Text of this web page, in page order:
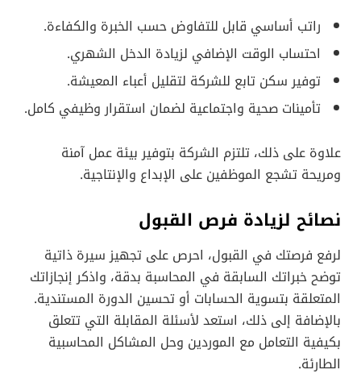
راتب أساسي قابل للتفاوض حسب الخبرة والكفاءة.
احتساب الوقت الإضافي لزيادة الدخل الشهري.
توفير سكن تابع للشركة لتقليل أعباء المعيشة.
تأمينات صحية واجتماعية لضمان استقرار وظيفي كامل.
علاوة على ذلك، تلتزم الشركة بتوفير بيئة عمل آمنة
ومريحة تشجع الموظفين على الإبداع والإنتاجية.
نصائح لزيادة فرص القبول
لرفع فرصتك في القبول، احرص على تجهيز سيرة ذاتية
توضح خبراتك السابقة في المحاسبة بدقة، واذكر إنجازاتك
المتعلقة بتسوية الحسابات أو تحسين الدورة المستندية.
بالإضافة إلى ذلك، استعد لأسئلة المقابلة التي تتعلق
بكيفية التعامل مع الموردين وحل المشاكل المحاسبية
الطارئة.